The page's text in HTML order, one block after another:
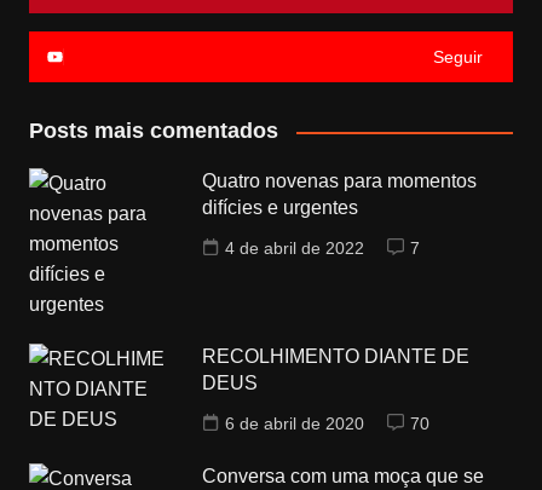
Seguir
Posts mais comentados
Quatro novenas para momentos
difícies e urgentes
4 de abril de 2022 7
RECOLHIMENTO DIANTE DE
DEUS
6 de abril de 2020 70
Conversa com uma moça que se